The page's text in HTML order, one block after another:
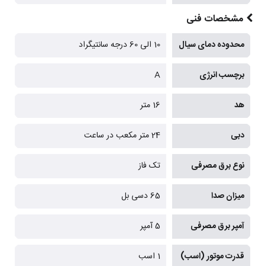
مشخصات فنی
محدوده دمای سیال 10 الی 60 درجه سانتیگراد
برچسب انرژی A
هد 16 متر
دبی 24 متر مکعب در ساعت
نوع برق مصرفی تک فاز
میزان صدا 65 دسی بل
آمپر برق مصرفی 5 آمپر
قدرت موتور (اسب) 1 اسب